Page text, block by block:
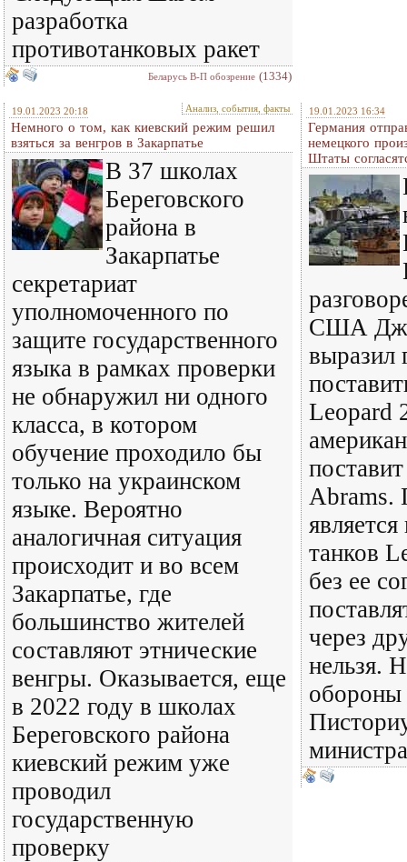
разработка
противотанковых ракет
Беларусь В-П обозрение (1334)
19.01.2023 20:18 Анализ, события, факты
Немного о том, как киевский режим решил
взяться за венгров в Закарпатье
В 37 школах
Береговского
района в
Закарпатье
секретариат
уполномоченного по
защите государственного
языка в рамках проверки
не обнаружил ни одного
класса, в котором
обучение проходило бы
только на украинском
языке. Вероятно
аналогичная ситуация
происходит и во всем
Закарпатье, где
большинство жителей
составляют этнические
венгры. Оказывается, еще
в 2022 году в школах
Береговского района
киевский режим уже
проводил
государственную
проверку
19.01.2023 16:34
Германия
немецкого
Штаты
США
выразил
Leopard
Abrams.
танков
без ее
через
нельзя.
обороны